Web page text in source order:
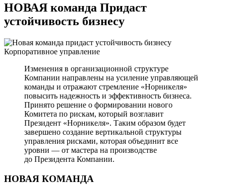
НОВАЯ команда Придаст
устойчивость бизнесу
Корпоративное управление
Изменения в организационной структуре
Компании направлены на усиление управляющей
команды и отражают стремление «Норникеля»
повысить надежность и эффективность бизнеса.
Принято решение о формировании нового
Комитета по рискам, который возглавит
Президент «Норникеля». Таким образом будет
завершено создание вертикальной структуры
управления рисками, которая объединит все
уровни — от мастера на производстве
до Президента Компании.
НОВАЯ КОМАНДА